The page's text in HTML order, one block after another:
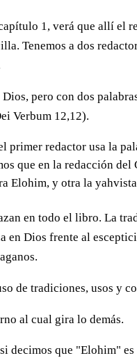
1, verá que allí el
Tenemos a dos
pero con dos
Verbum 12,12).
primer redactor usa la
que en la redacción
Elohim, y otra la
en todo el libro. La
en Dios frente al
de tradiciones, usos y
al cual gira lo demás.
decimos que "Elohim"